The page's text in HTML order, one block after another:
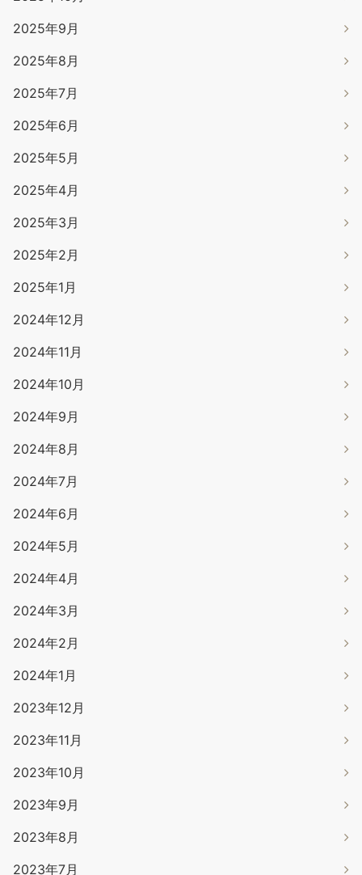
2025年9月
2025年8月
2025年7月
2025年6月
2025年5月
2025年4月
2025年3月
2025年2月
2025年1月
2024年12月
2024年11月
2024年10月
2024年9月
2024年8月
2024年7月
2024年6月
2024年5月
2024年4月
2024年3月
2024年2月
2024年1月
2023年12月
2023年11月
2023年10月
2023年9月
2023年8月
2023年7月